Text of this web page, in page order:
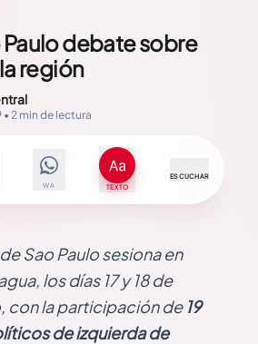
Paulo debate sobre
región
• 2 min de lectura
WA TEXTO
ESCUCHAR
Sao Paulo sesiona en
los días 17 y 18 de
con la participación de 19
de izquierda de